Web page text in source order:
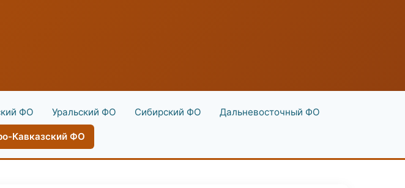
ФО Уральский ФО Сибирский ФО Дальневосточный ФО
Кавказский ФО